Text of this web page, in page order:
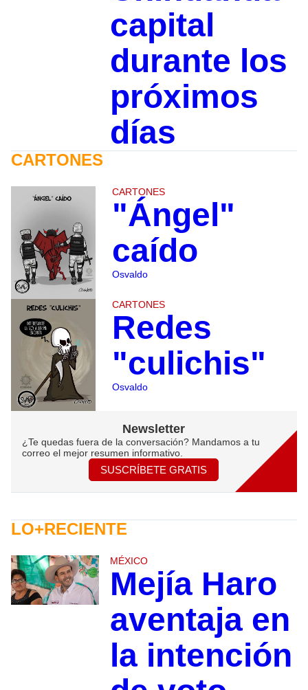
capital
durante los
próximos
días
CARTONES
CARTONES
"Ángel"
caído
Osvaldo
CARTONES
Redes
"culichis"
Osvaldo
Newsletter
¿Te quedas fuera de la conversación? Mandamos a tu
correo el mejor resumen informativo.
SUSCRÍBETE GRATIS
LO+RECIENTE
MÉXICO
Mejía Haro
aventaja en
la intención